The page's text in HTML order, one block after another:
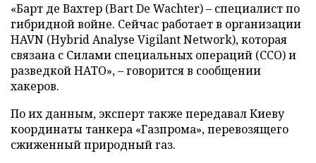
«Барт де Вахтер (Bart De Wachter) – специалист по
гибридной войне. Сейчас работает в организации
HAVN (Hybrid Analyse Vigilant Network), которая
связана с Силами специальных операций (ССО) и
разведкой НАТО», – говорится в сообщении
хакеров.
По их данным, эксперт также передавал Киеву
координаты танкера «Газпрома», перевозящего
сжиженный природный газ.